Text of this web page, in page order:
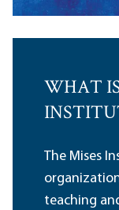
WHAT
The Mises
teaching